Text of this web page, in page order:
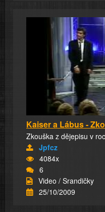
Kaiser a Lábus -
Zkouška z dějepisu v
Jpfcz
4084x
6
Video / Srandičky
25/10/2009